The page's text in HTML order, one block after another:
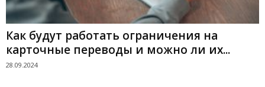
Как будут работать ограничения на
карточные переводы и можно ли их...
28.09.2024